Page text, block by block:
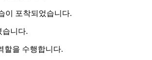
이 포착되었습니다.
습니다.
할을 수행합니다.